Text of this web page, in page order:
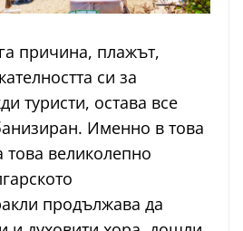
причина, плажът,
си за
туристи, остава все
Именно в това
това великолепно
продължава да